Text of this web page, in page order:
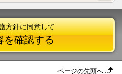
方針に同意して
を確認する
ページの先頭へ